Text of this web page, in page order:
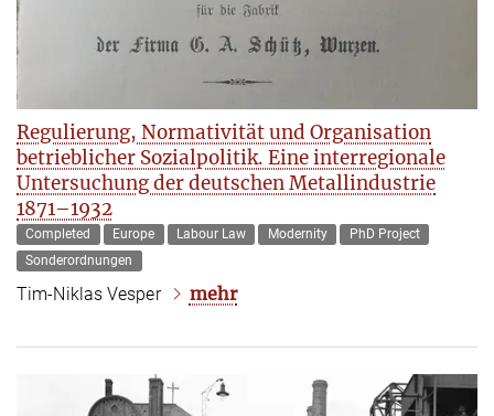
Regulierung, Normativität und Organisation
betrieblicher Sozialpolitik. Eine interregionale
Untersuchung der deutschen Metallindustrie
1871–1932
Completed Europe Labour Law Modernity
PhD Project
Sonderordnungen
Tim-Niklas Vesper mehr